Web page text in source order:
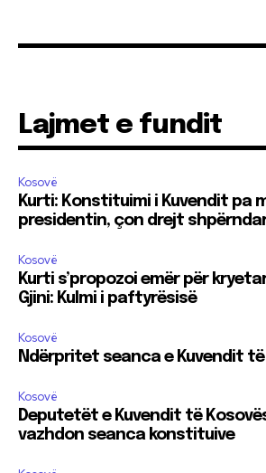
Lajmet e fundit
Kosovë
Kurti: Konstituimi i Kuvendit pa
presidentin, çon drejt
Kosovë
Kurti s’propozoi emër për
Gjini: Kulmi i paftyrësisë
Kosovë
Ndërpritet seanca e Kuvendit
Kosovë
Deputetët e Kuvendit të
vazhdon seanca konstituive